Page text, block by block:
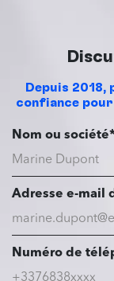
Depuis
confiance
Nom ou
Adresse e-mail
Numéro de